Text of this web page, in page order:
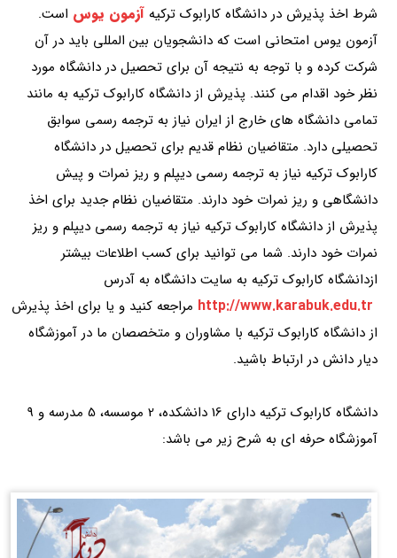
شرط اخذ پذیرش در دانشگاه کارابوک ترکیه آزمون یوس است.
آزمون یوس امتحانی است که دانشجویان بین المللی باید در آن
شرکت کرده و با توجه به نتیجه آن برای تحصیل در دانشگاه مورد
نظر خود اقدام می کنند. پذیرش از دانشگاه کارابوک ترکیه به مانند
تمامی دانشگاه های خارج از ایران نیاز به ترجمه رسمی سوابق
تحصیلی دارد. متقاضیان نظام قدیم برای تحصیل در دانشگاه
کارابوک ترکیه نیاز به ترجمه رسمی دیپلم و ریز نمرات و پیش
دانشگاهی و ریز نمرات خود دارند. متقاضیان نظام جدید برای اخذ
پذیرش از دانشگاه کارابوک ترکیه نیاز به ترجمه رسمی دیپلم و ریز
نمرات خود دارند. شما می توانید برای کسب اطلاعات بیشتر
ازدانشگاه کارابوک ترکیه به سایت دانشگاه به آدرس
http://www.karabuk.edu.tr مراجعه کنید و یا برای اخذ پذیرش
از دانشگاه کارابوک ترکیه با مشاوران و متخصصان ما در آموزشگاه
دیار دانش در ارتباط باشید.
دانشگاه کارابوک ترکیه دارای 16 دانشکده، 2 موسسه، 5 مدرسه و 9
آموزشگاه حرفه ای به شرح زیر می باشد: